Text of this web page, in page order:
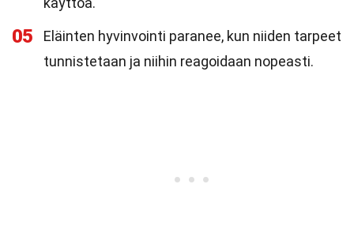
05
Eläinten hyvinvointi paranee, kun niiden tarpeet
tunnistetaan ja niihin reagoidaan nopeasti.